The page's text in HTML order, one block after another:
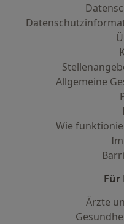
Allgemeine
Wie
Für
Ärzte